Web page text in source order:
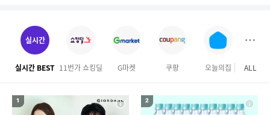
11 여자라인 댄스복롱스커트
13 업소용 가림막
15 싼미니인형뽑기기계 16 17 여성실내수영복
가정용 인형뽑기기계 버거킹 콩국수면
ALL
실시간
실시간 BEST 11번가 쇼킹딜 G마켓 쿠팡 오늘의집 하이
1 2